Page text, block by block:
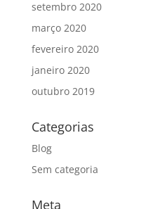
setembro 2020
março 2020
fevereiro 2020
janeiro 2020
outubro 2019
Categorias
Blog
Sem categoria
Meta